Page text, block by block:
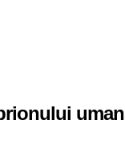
uman